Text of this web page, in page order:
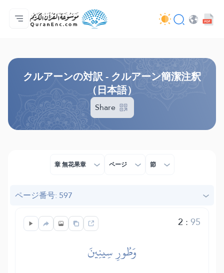
ホーム
対訳の目次
Audio
開発者向け提供サービス - API
事業内容
お問い合わせ
言語
クルアーンの対訳 - クルアーン簡潔注釈
（日本語）
Share
章 無花果章 ページ 節
ページ番号: 597
2 :95
وَطُورِ سِينِينَ